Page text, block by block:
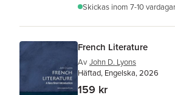
Skickas inom 7-10 vardagar
French Literature
Av John D. Lyons
Häftad, Engelska, 2026
159 kr